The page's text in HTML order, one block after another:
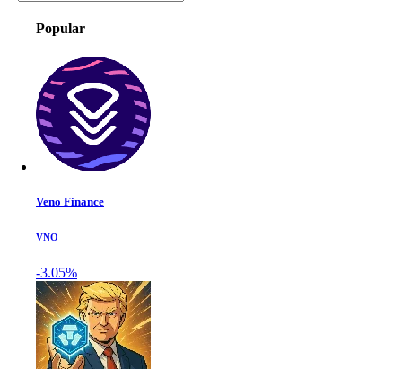
Popular
Veno Finance
VNO
-3.05%